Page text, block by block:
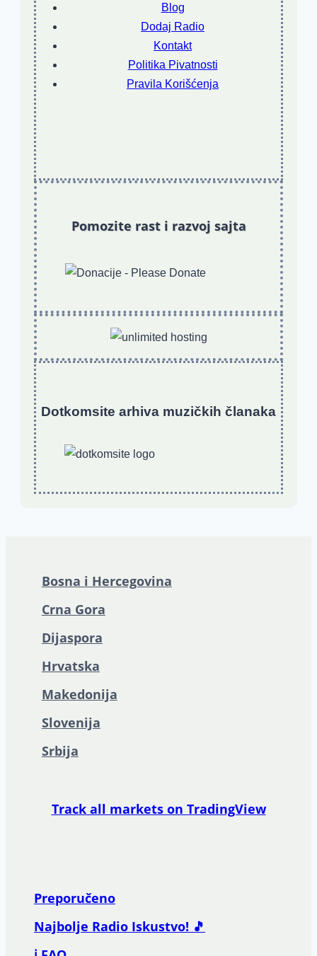
Blog
Dodaj Radio
Kontakt
Politika Pivatnosti
Pravila Korišćenja
Pomozite rast i razvoj sajta
Dotkomsite arhiva muzičkih članaka
Bosna i Hercegovina
Crna Gora
Dijaspora
Hrvatska
Makedonija
Slovenija
Srbija
Track all markets on TradingView
Preporučeno
Najbolje Radio Iskustvo! 🎵